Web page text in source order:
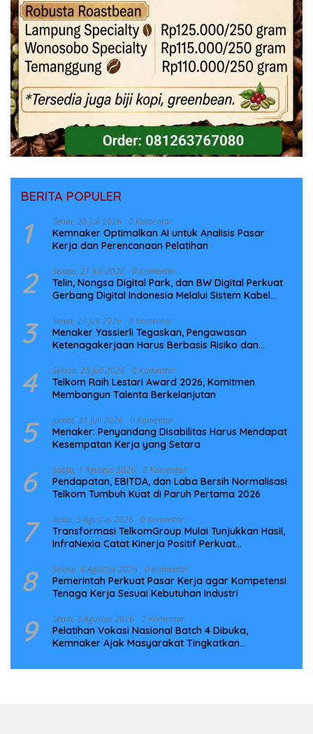
BERITA POPULER
1 Senin, 20 Juli 2026 0 Komentar
Kemnaker Optimalkan AI untuk Analisis Pasar
Kerja dan Perencanaan Pelatihan
2 Selasa, 21 Juli 2026 0 Komentar
Telin, Nongsa Digital Park, dan BW Digital Perkuat
Gerbang Digital Indonesia Melalui Sistem Kabel
3 Senin, 27 Juli 2026 0 Komentar
Menaker Yassierli Tegaskan, Pengawasan
Ketenagakerjaan Harus Berbasis Risiko dan
4 Selasa, 28 Juli 2026 0 Komentar
Telkom Raih Lestari Award 2026, Komitmen
Membangun Talenta Berkelanjutan
5 Jumat, 31 Juli 2026 0 Komentar
Menaker: Penyandang Disabilitas Harus Mendapat
Kesempatan Kerja yang Setara
6 Sabtu, 1 Agustus 2026 0 Komentar
Pendapatan, EBITDA, dan Laba Bersih Normalisasi
Telkom Tumbuh Kuat di Paruh Pertama 2026
7 Rabu, 5 Agustus 2026 0 Komentar
Transformasi TelkomGroup Mulai Tunjukkan Hasil,
InfraNexia Catat Kinerja Positif Perkuat
8 Selasa, 4 Agustus 2026 0 Komentar
Pemerintah Perkuat Pasar Kerja agar Kompetensi
Tenaga Kerja Sesuai Kebutuhan Industri
9 Senin, 3 Agustus 2026 0 Komentar
Pelatihan Vokasi Nasional Batch 4 Dibuka,
Kemnaker Ajak Masyarakat Tingkatkan